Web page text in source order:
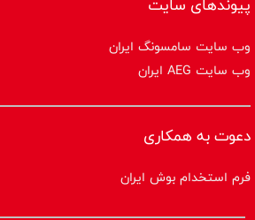
وب سایت سامسونگ ایران
وب سایت AEG ایران
دعوت به همکاری
فرم استخدام بوش ایران